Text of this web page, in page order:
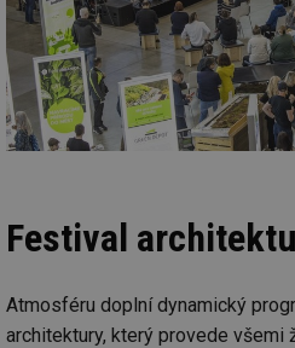
Festival
Atmosféru doplní dynamický
architektury, který provede